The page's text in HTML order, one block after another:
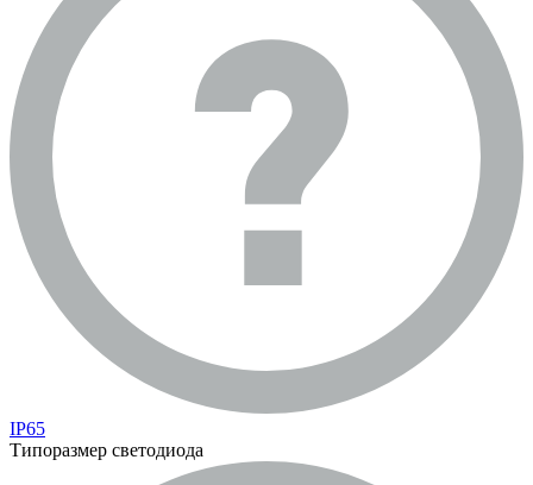
IP65
Типоразмер светодиода